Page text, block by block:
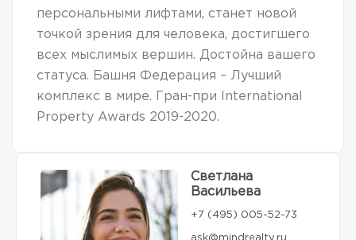
персональными лифтами, станет новой
точкой зрения для человека, достигшего
всех мыслимых вершин. Достойна вашего
статуса. Башня Федерация – Лучший
комплекс в мире. Гран-при International
Property Awards 2019-2020.
Светлана
Васильева
+7 (495) 005-52-73
ask@mindrealty.ru